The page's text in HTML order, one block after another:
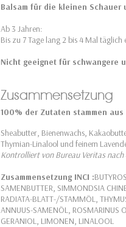
Balsam für die kleinen Schauer
Ab 3 Jahren:
Bis zu 7 Tage lang 2 bis 4 Mal täglich
Nicht geeignet für schwangere
Zusammensetzung
100% der Zutaten stammen
Sheabutter, Bienenwachs,
Thymian-Linalool und feinem
Kontrolliert von Bureau Veritas nach
Zusammensetzung INCI :
SAMENBUTTER, SIMMONDSIA
RADIATA-BLATT-/STAMMÖL,
ANNUUS-SAMENÖL, ROSMARINUS
GERANIOL, LIMONEN, LINALOOL